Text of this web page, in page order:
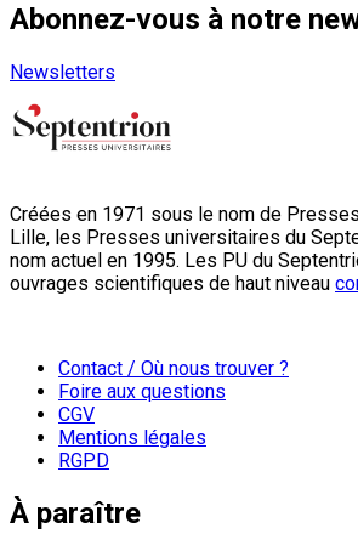
Abonnez-vous à notre
Newsletters
Créées en 1971 sous le nom de
Lille, les Presses universitaires du
nom actuel en 1995. Les PU du
ouvrages scientifiques de haut niveau
Contact / Où nous trouver ?
Foire aux questions
CGV
Mentions légales
RGPD
À paraître